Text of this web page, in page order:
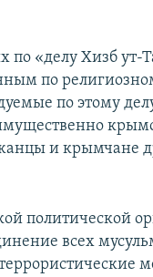
по «делу Хизб ут-
по
по этому
и крымчане
политической
всех